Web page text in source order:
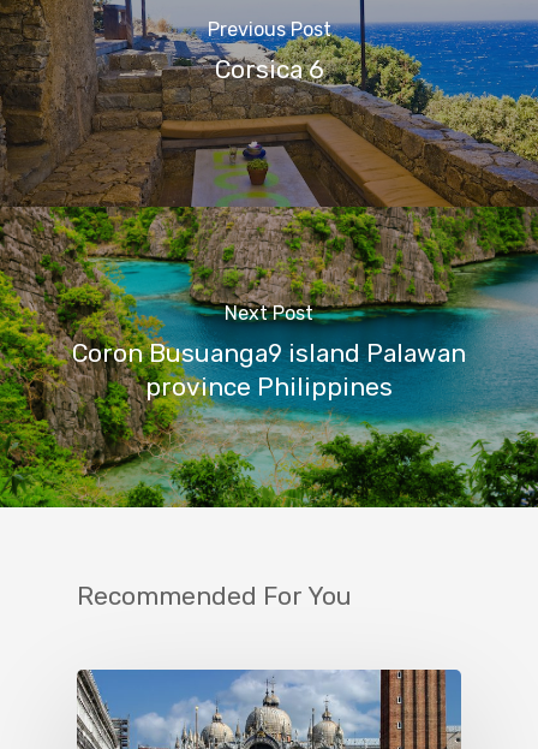
Previous Post
Corsica 6
Next Post
Coron Busuanga9 island Palawan
province Philippines
Recommended For You